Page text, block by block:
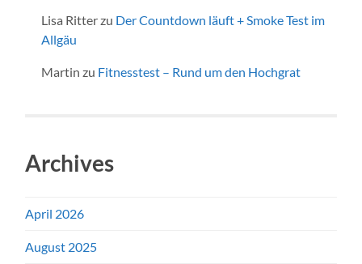
Lisa Ritterzu Der Countdown läuft + Smoke Test im
Allgäu
Martin zu Fitnesstest – Rund um den Hochgrat
Archives
April 2026
August 2025